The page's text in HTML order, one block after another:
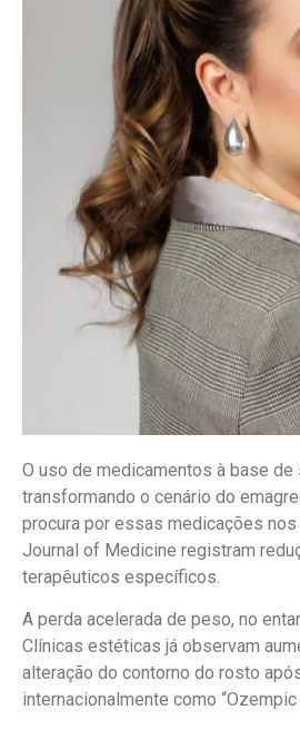
O uso de medicamentos à base
transformando o cenário do
procura por essas medicações
Journal of Medicine registram
terapêuticos específicos.
A perda acelerada de peso, no
Clínicas estéticas já observam
alteração do contorno do rosto
internacionalmente como “Ozempic